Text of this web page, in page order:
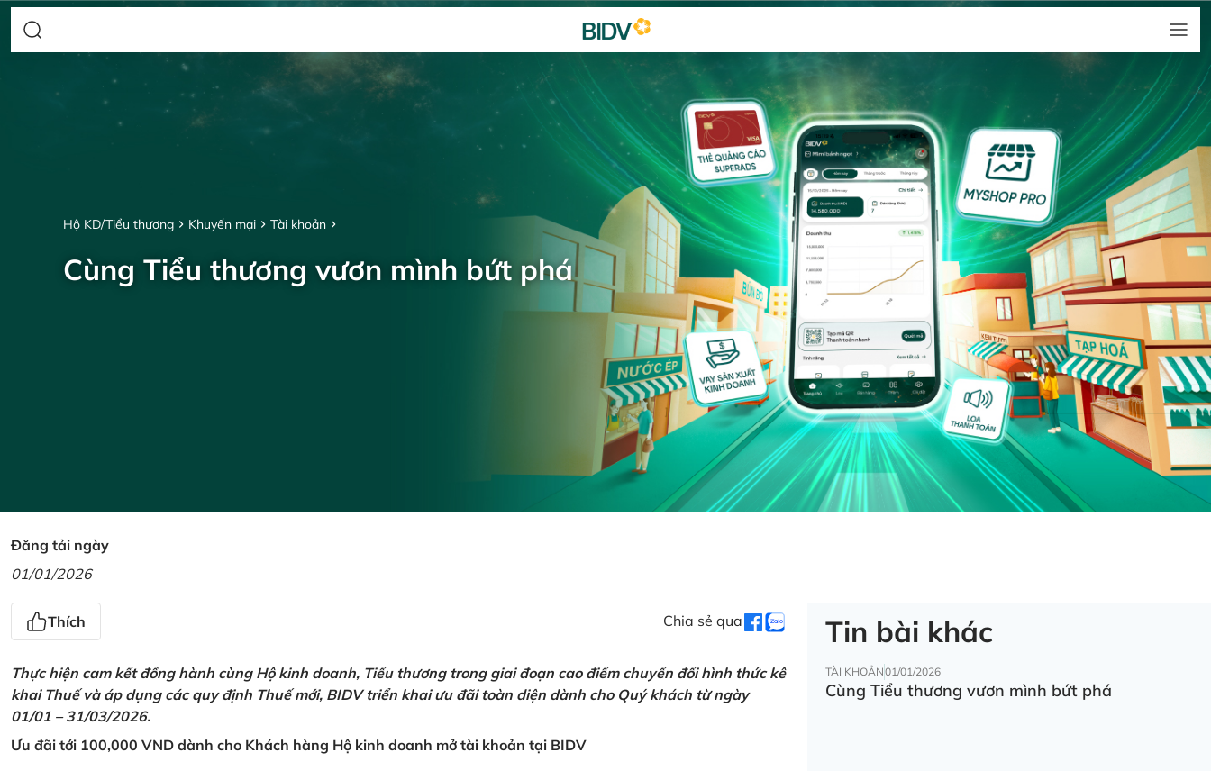
Hộ KD/Tiểu thương Khuyến mại Tài khoản
Cùng Tiểu thương vươn mình bứt phá
Đăng tải ngày
01/01/2026
Thích Chia sẻ qua
Thực hiện cam kết đồng hành cùng Hộ kinh doanh, Tiểu thương trong giai đoạn cao điểm chuyển đổi hình thức kê
khai Thuế và áp dụng các quy định Thuế mới, BIDV triển khai ưu đãi toàn diện dành cho Quý khách từ ngày
01/01 – 31/03/2026.
Ưu đãi tới 100,000 VND dành cho Khách hàng Hộ kinh doanh mở tài khoản tại BIDV
Tin bài khác
TÀI KHOẢN01/01/2026
Cùng Tiểu thương vươn mình bứt phá